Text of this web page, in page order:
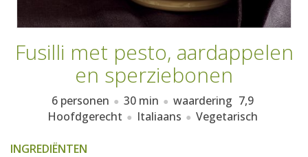
Fusilli met pesto, aardappelen
en sperziebonen
6 personen 30 min waardering 7,9
Hoofdgerecht
Italiaans Vegetarisch
INGREDIËNTEN